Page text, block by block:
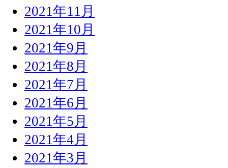
2021年11月
2021年10月
2021年9月
2021年8月
2021年7月
2021年6月
2021年5月
2021年4月
2021年3月